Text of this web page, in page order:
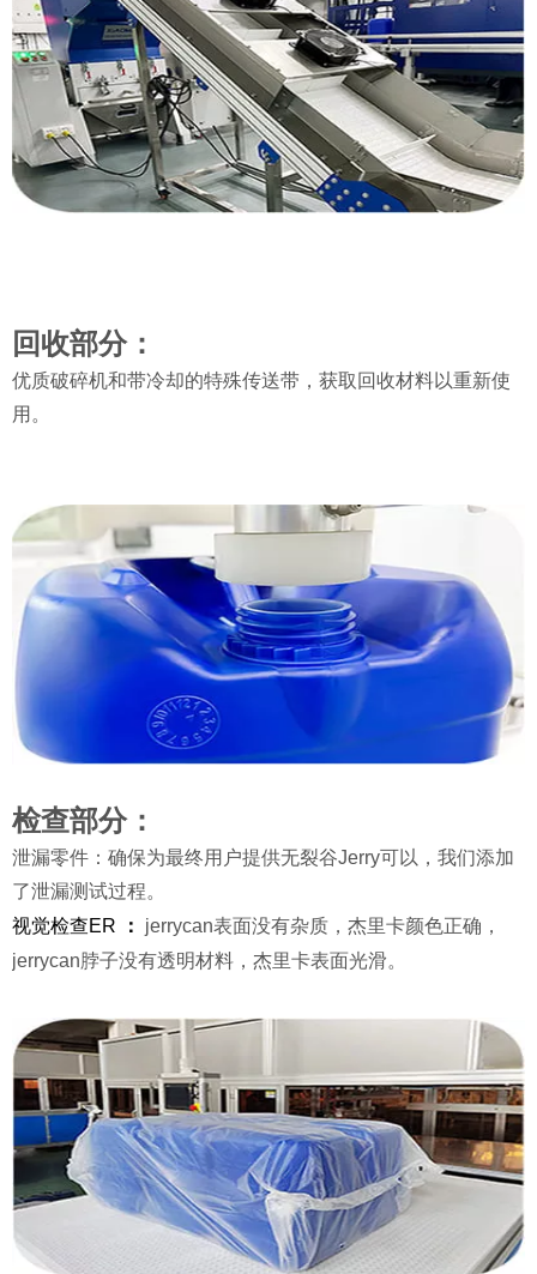
回收部分：
优质破碎机和带冷却的特殊传送带，获取回收材料以重新使
用。
检查部分：
泄漏零件：确保为最终用户提供无裂谷Jerry可以，我们添加
了泄漏测试过程。
视觉检查ER ： jerrycan表面没有杂质，杰里卡颜色正确，
jerrycan脖子没有透明材料，杰里卡表面光滑。